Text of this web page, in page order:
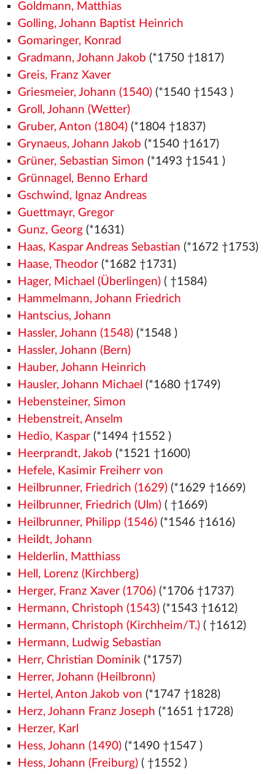
Goldmann, Matthias
Golling, Johann Baptist Heinrich
Gomaringer, Konrad
Gradmann, Johann Jakob (*1750 †1817)
Greis, Franz Xaver
Griesmeier, Johann (1540)(*1540 †1543 )
Groll, Johann (Wetter)
Gruber, Anton (1804)(*1804 †1837)
Grynaeus, Johann Jakob (*1540 †1617)
Grüner, Sebastian Simon (*1493 †1541 )
Grünnagel, Benno Erhard
Gschwind, Ignaz Andreas
Guettmayr, Gregor
Gunz, Georg(*1631)
Haas, Kaspar Andreas Sebastian (*1672 †1753)
Haase, Theodor(*1682 †1731)
Hager, Michael (Überlingen)( †1584)
Hammelmann, Johann Friedrich
Hantscius, Johann
Hassler, Johann (1548)(*1548 )
Hassler, Johann (Bern)
Hauber, Johann Heinrich
Hausler, Johann Michael (*1680 †1749)
Hebensteiner, Simon
Hebenstreit, Anselm
Hedio, Kaspar(*1494 †1552 )
Heerprandt, Jakob (*1521 †1600)
Hefele, Kasimir Freiherr von
Heilbrunner, Friedrich (1629)(*1629 †1669)
Heilbrunner, Friedrich (Ulm)( †1669)
Heilbrunner, Philipp (1546)(*1546 †1616)
Heildt, Johann
Helderlin, Matthiass
Hell, Lorenz (Kirchberg)
Herger, Franz Xaver (1706)(*1706 †1737)
Hermann, Christoph (1543)(*1543 †1612)
Hermann, Christoph (Kirchheim/T.)( †1612)
Hermann, Ludwig Sebastian
Herr, Christian Dominik(*1757)
Herrer, Johann (Heilbronn)
Hertel, Anton Jakob von (*1747 †1828)
Herz, Johann Franz Joseph (*1651 †1728)
Herzer, Karl
Hess, Johann (1490)(*1490 †1547 )
Hess, Johann (Freiburg)( †1552 )